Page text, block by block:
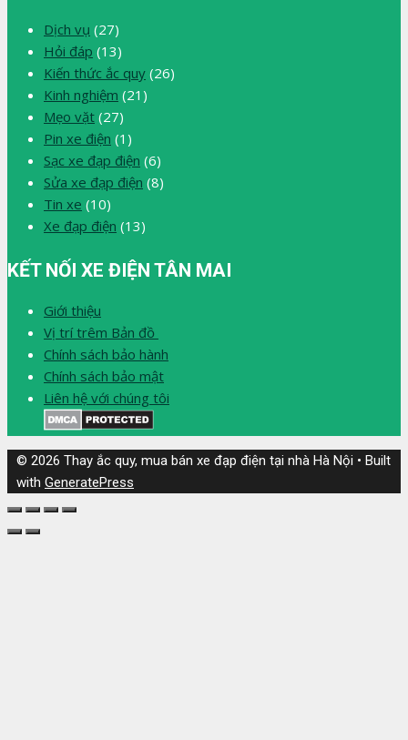
Dịch vụ (27)
Hỏi đáp (13)
Kiến thức ắc quy (26)
Kinh nghiệm (21)
Mẹo vặt (27)
Pin xe điện (1)
Sạc xe đạp điện (6)
Sửa xe đạp điện (8)
Tin xe (10)
Xe đạp điện (13)
KẾT NỐI XE ĐIỆN TÂN MAI
Giới thiệu
Vị trí trêm Bản đồ
Chính sách bảo hành
Chính sách bảo mật
Liên hệ với chúng tôi
© 2026 Thay ắc quy, mua bán xe đạp điện tại nhà Hà Nội • Built
with GeneratePress